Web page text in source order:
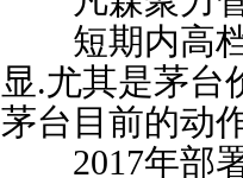
短期内高档
显.尤其是茅台
茅台目前的动
2017年部